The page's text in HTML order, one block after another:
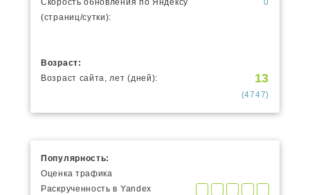
Скорость обновления по Яндексу
(страниц/сутки):
0
Возраст:
Возраст сайта, лет (дней):
13
(4747)
Популярность:
Оценка трафика
Раскрученность в Yandex